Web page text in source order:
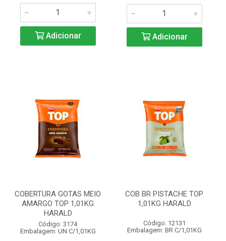
Adicionar Adicionar
COBERTURA GOTAS MEIO
AMARGO TOP 1,01KG
HARALD
Código: 3174
Embalagem: UN C/1,01KG
COB BR PISTACHE TOP
1,01KG HARALD
Código: 12131
Embalagem: BR C/1,01KG